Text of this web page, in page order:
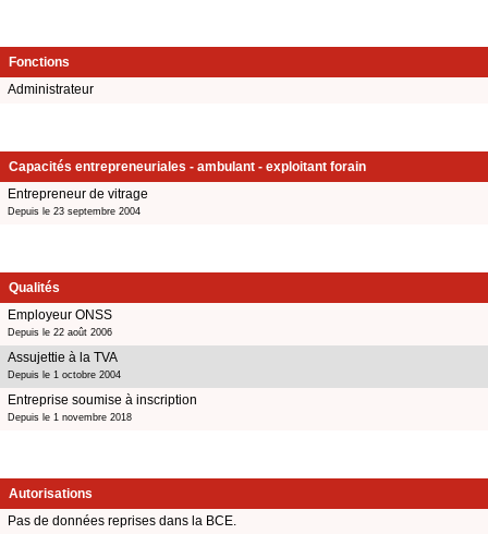
Fonctions
Administrateur
Capacités entrepreneuriales - ambulant - exploitant forain
Entrepreneur de vitrage
Depuis le 23 septembre 2004
Qualités
Employeur ONSS
Depuis le 22 août 2006
Assujettie à la TVA
Depuis le 1 octobre 2004
Entreprise soumise à inscription
Depuis le 1 novembre 2018
Autorisations
Pas de données reprises dans la BCE.